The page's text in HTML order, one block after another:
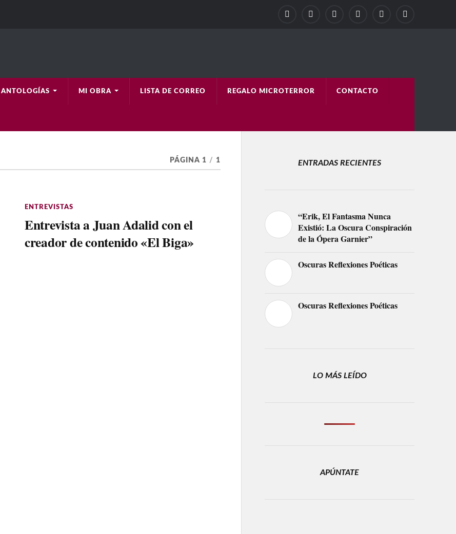
ANTOLOGÍAS MI OBRA LISTA DE CORREO REGALO MICROTERROR CONTACTO
PÁGINA 1 / 1
ENTREVISTAS
Entrevista a Juan Adalid con el
creador de contenido «El Biga»
ENTRADAS RECIENTES
“Erik, El Fantasma Nunca
Existió: La Oscura Conspiración
de la Ópera Garnier”
Oscuras Reflexiones Poéticas
Oscuras Reflexiones Poéticas
LO MÁS LEÍDO
APÚNTATE